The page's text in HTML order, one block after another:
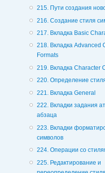
215. Пути создания
216. Создание стиля
217. Вкладка Basic
218. Вкладка Advanced
Formats
219. Вкладка Character
220. Определение
221. Вкладка General
222. Вкладки задания
абзаца
223. Вкладки
символов
224. Операции со
225. Редактирование и